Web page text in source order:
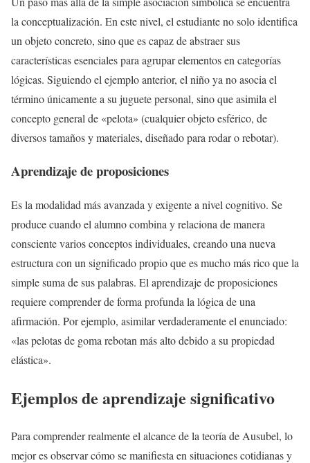
la conceptualización. En este nivel, el estudiante no solo identifica
un objeto concreto, sino que es capaz de abstraer sus
características esenciales para agrupar elementos en categorías
lógicas. Siguiendo el ejemplo anterior, el niño ya no asocia el
término únicamente a su juguete personal, sino que asimila el
concepto general de «pelota» (cualquier objeto esférico, de
diversos tamaños y materiales, diseñado para rodar o rebotar).
Aprendizaje de proposiciones
Es la modalidad más avanzada y exigente a nivel cognitivo. Se
produce cuando el alumno combina y relaciona de manera
consciente varios conceptos individuales, creando una nueva
estructura con un significado propio que es mucho más rico que la
simple suma de sus palabras. El aprendizaje de proposiciones
requiere comprender de forma profunda la lógica de una
afirmación. Por ejemplo, asimilar verdaderamente el enunciado:
«las pelotas de goma rebotan más alto debido a su propiedad
elástica».
Ejemplos de aprendizaje significativo
Para comprender realmente el alcance de la teoría de Ausubel, lo
mejor es observar cómo se manifiesta en situaciones cotidianas y